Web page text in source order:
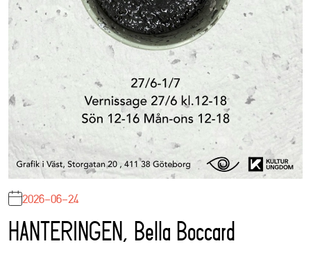
2026-06-24
HANTERINGEN, Bella Boccard